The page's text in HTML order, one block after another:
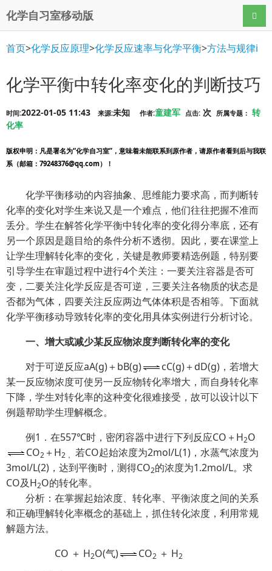
化学自习室移动版 导航
首页>化学反应原理>化学反应速率与化学平衡>方法与规律i
化学平衡中转化率变化的判断技巧
时间:2022-01-05 11:43 来源:未知 作者:童建军 点击: 次 所属专题： 转
化率
版权申明 ：凡是署名为“化学自习室”，意味着未能联系到原作者，请原作者看到后与我联
系（邮箱：79248376@qq.com）！
化学平衡移动的内容抽象、思维能力要求高，而判断转
化率的变化对学生来说又是一个难点，他们往往把握不准而
丢分。学生在解答化学平衡中转化率的变化得分率底，还有
另一个原因是题目给的条件分析不透彻。因此，要在课堂上
让学生理解转化率的变化，关键是教师要精选例题，特别要
引导学生在审题过程中进行4个关注：一要关注容器是否可
变，二要关注化学反应是否可逆，三要关注各物质的状态是
否都为气体，四要关注反应两边气体体积是否相等。下面就
化学平衡移动导致转化率的变化用具体实例进行分析讨论。
一、增大或减少某反应物浓度判断转化率的变化
对于可逆反应aA(g)＋bB(g)
cC(g)＋dD(g)，若增大
某一反应物浓度可使另一反应物转化率增大，而自身转化率
下降，学生对转化率的这种变化很难接受，故可以设计以下
例题帮助学生理解概念。
例1．在557℃时，密闭容器中进行下列反应CO＋H2O
CO2 ＋H2， 若CO起始浓度为2mol/L(1)，水蒸气浓度为
3mol/L(2)，达到平衡时，测得CO2的浓度为1.2mol/L。求
CO及H2O的转化率。
分析：在掌握起始浓度、转化率、平衡浓度之间的关系
和正确理解转化率概念的基础上，抓住转化浓度，利用常规
解题方法。
CO ＋ H2O(气) CO2 ＋ H2